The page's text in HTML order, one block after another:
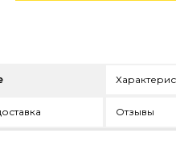
оборудование
Modern
Отзывы